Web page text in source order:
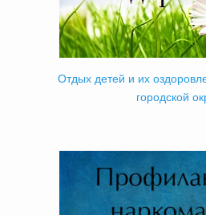
Отдых детей и их
городской